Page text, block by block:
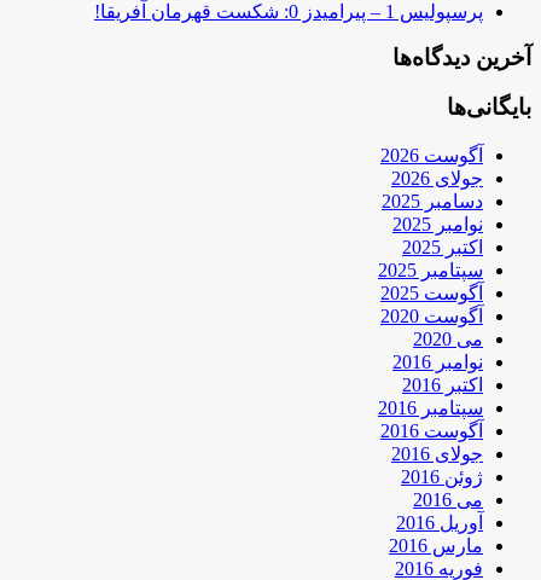
پرسپولیس 1 – پیرامیدز 0: شکست قهرمان آفریقا!
آخرین دیدگاه‌ها
بایگانی‌ها
آگوست 2026
جولای 2026
دسامبر 2025
نوامبر 2025
اکتبر 2025
سپتامبر 2025
آگوست 2025
آگوست 2020
می 2020
نوامبر 2016
اکتبر 2016
سپتامبر 2016
آگوست 2016
جولای 2016
ژوئن 2016
می 2016
آوریل 2016
مارس 2016
فوریه 2016